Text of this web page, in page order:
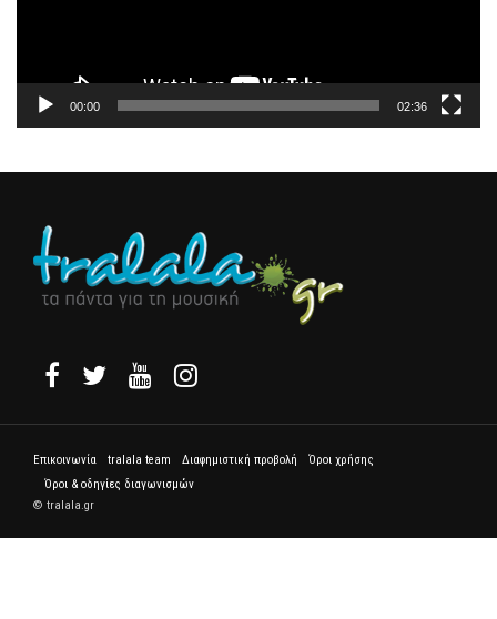
00:00 02:36
Επικοινωνία tralala team Διαφημιστική προβολή
Όροι χρήσης
Όροι & οδηγίες διαγωνισμών
© tralala.gr